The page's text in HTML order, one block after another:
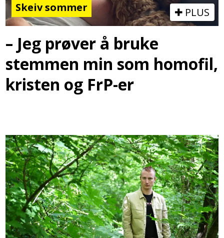
Skeiv sommer PLUS
– Jeg prøver å bruke
stemmen min som homofil,
kristen og FrP-er